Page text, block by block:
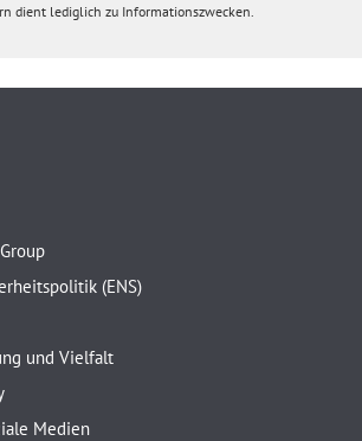
dient lediglich zu Informationszwecken.
(ENS)
und Vielfalt
Medien